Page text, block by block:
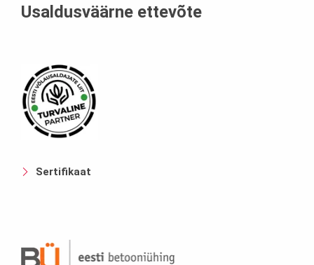
Usaldusväärne ettevõte
Sertifikaat